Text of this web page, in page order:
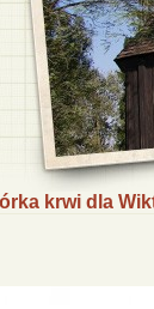
krwi dla